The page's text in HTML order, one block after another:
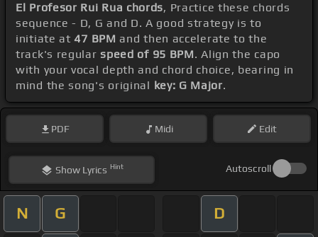
El Profesor Rui Rua chords, Practice these chords
sequence - D, G and D. A good strategy is to
initiate at47 BPM and then accelerate to the
track's regularspeed of 95 BPM. Align the capo
with your vocal depth and chord choice, bearing in
mind the song's original key: G Major.
PDF Midi Edit
ShowLyrics Hint Autoscroll
N G D